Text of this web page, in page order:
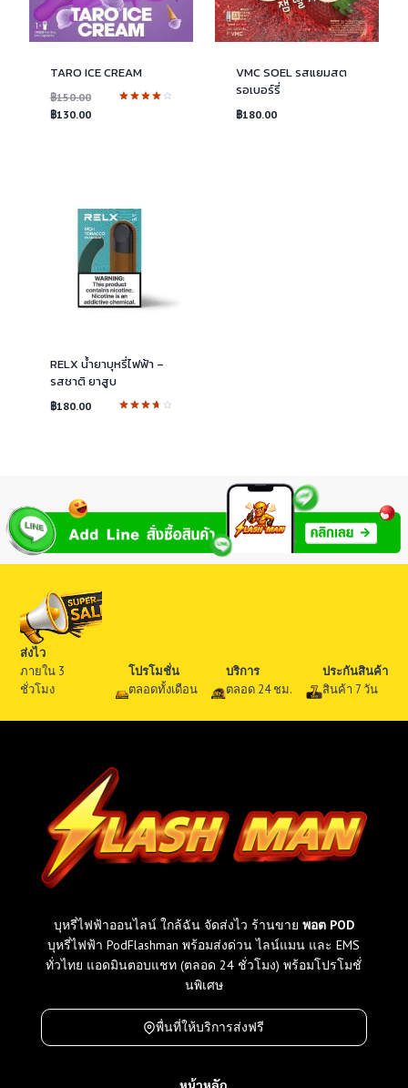
TARO ICE CREAM
฿150.00Original
price
฿130.00Current
VMC SOEL รสแยมสต
รอเบอร์รี่
฿180.00
RELX น้ำยาบุหรี่ไฟฟ้า –
รสชาติ ยาสูบ
฿180.00
ส่งไว
ภายใน 3
ชั่วโมง
โปรโมชั่น
ตลอดทั้งเดือน
บริการ
ตลอด 24 ชม.
ประกันสินค้า
สินค้า 7 วัน
บุหรี่ไฟฟ้าออนไลน์ ใกล้ฉัน จัดส่งไว ร้านขาย พอต POD
บุหรี่ไฟฟ้า PodFlashman พร้อมส่งด่วน ไลน์แมน และ EMS
ทั่วไทย แอดมินตอบแชท (ตลอด 24 ชั่วโมง) พร้อมโปรโมชั่
นพิเศษ
พื่นที่ให้บริการส่งฟรี
หน้าหลัก